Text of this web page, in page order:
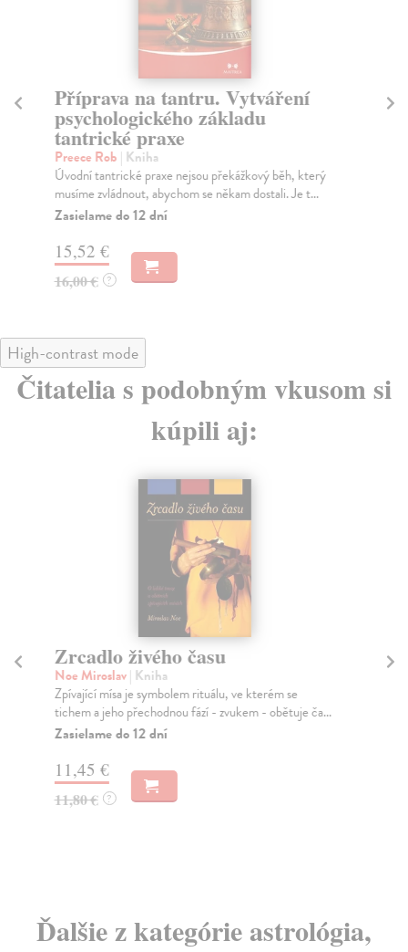
Příprava na tantru. Vytváření
psychologického základu
tantrické praxe
Preece Rob | Kniha
Úvodní tantrické praxe nejsou překážkový běh, který
musíme zvládnout, abychom se někam dostali. Je t...
Zasielame do 12 dní
15,52 €
16,00 € ?
High-contrast mode
Čitatelia s podobným vkusom si
kúpili aj:
Zrcadlo živého času
Noe Miroslav| Kniha
Zpívající mísa je symbolem rituálu, ve kterém se
tichem a jeho přechodnou fází - zvukem - obětuje ča...
Zasielame do 12 dní
11,45 €
11,80 € ?
Ďalšie z kategórie astrológia,